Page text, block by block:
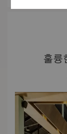
훌륭